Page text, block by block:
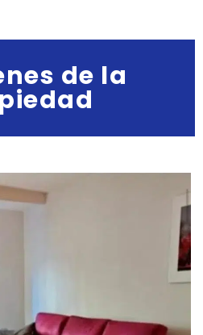
de la